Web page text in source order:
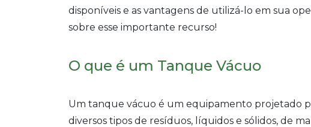
disponíveis e as vantagens de utilizá-lo em sua
sobre esse importante recurso!
O que é um Tanque Vácuo
Um tanque vácuo é um equipamento projetado
diversos tipos de resíduos, líquidos e sólidos, de